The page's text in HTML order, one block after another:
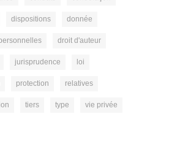
dispositions donnée
droit d'auteur
jurisprudence loi
protection relatives
tiers type vie privée